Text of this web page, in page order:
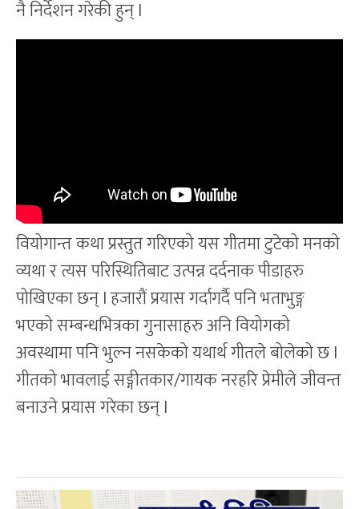
नै निर्देशन गरेकी हुन् l
वियोगान्त कथा प्रस्तुत गरिएको यस गीतमा टुटेको मनको
व्यथा र त्यस परिस्थितिबाट उत्पन्न दर्दनाक पीडाहरु
पोखिएका छन् l हजारौं प्रयास गर्दागर्दै पनि भताभुङ्ग
भएको सम्बन्धभित्रका गुनासाहरु अनि वियोगको
अवस्थामा पनि भुल्न नसकेको यथार्थ गीतले बोलेको छ l
गीतको भावलाई सङ्गीतकार/गायक नरहरि प्रेमीले जीवन्त
बनाउने प्रयास गरेका छन् l